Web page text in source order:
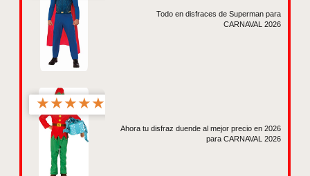
Todo en disfraces de Superman para
CARNAVAL 2026
★★★★★
Ahora tu disfraz duende al mejor precio en 2026
para CARNAVAL 2026